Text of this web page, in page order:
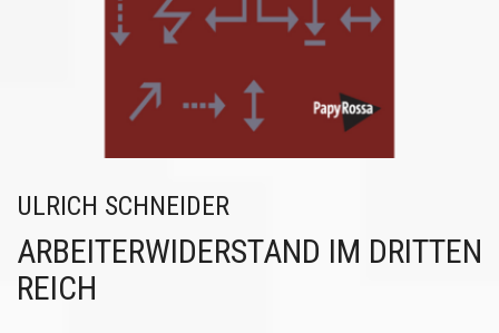
ULRICH SCHNEIDER
ARBEITERWIDERSTAND IM DRITTEN
REICH